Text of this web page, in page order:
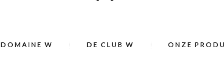
DOMAINE W DE CLUB W ONZE